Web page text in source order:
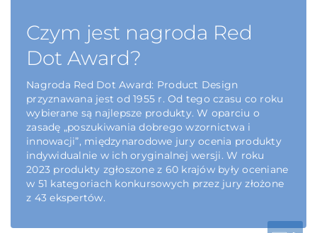
Czym jest nagroda Red
Dot Award?
Nagroda Red Dot Award: Product Design
przyznawana jest od 1955 r. Od tego czasu co roku
wybierane są najlepsze produkty. W oparciu o
zasadę „poszukiwania dobrego wzornictwa i
innowacji”, międzynarodowe jury ocenia produkty
indywidualnie w ich oryginalnej wersji. W roku
2023 produkty zgłoszone z 60 krajów były oceniane
w 51 kategoriach konkursowych przez jury złożone
z 43 ekspertów.